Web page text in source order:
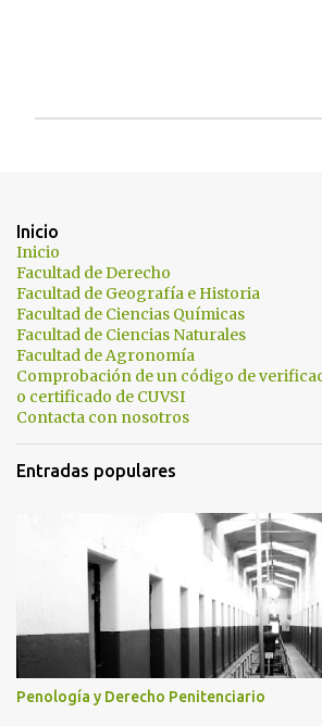
i
c
a
r
u
n
c
o
m
e
n
t
a
r
Inicio
Inicio
Facultad de Derecho
Facultad de Geografía e Historia
Facultad de Ciencias Químicas
Facultad de Ciencias Naturales
Facultad de Agronomía
Comprobación de un código de
o certificado de CUVSI
Contacta con nosotros
Entradas populares
Penología y Derecho Penitenciario